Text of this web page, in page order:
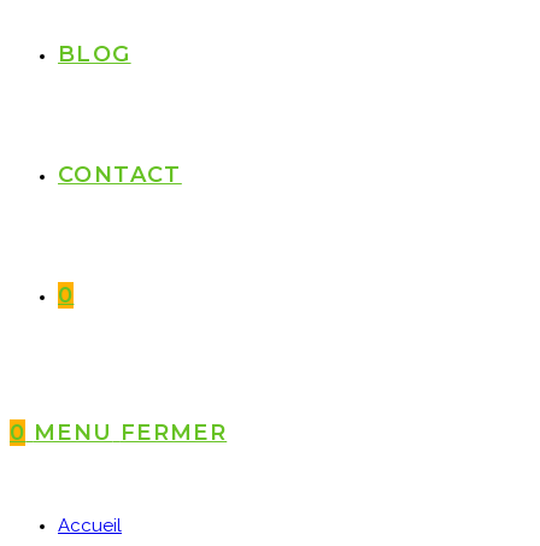
BLOG
CONTACT
0
0 MENU FERMER
Accueil